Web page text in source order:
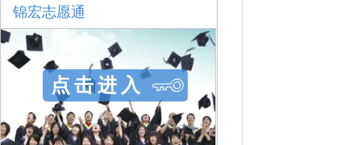
锦宏志愿通
点击进入